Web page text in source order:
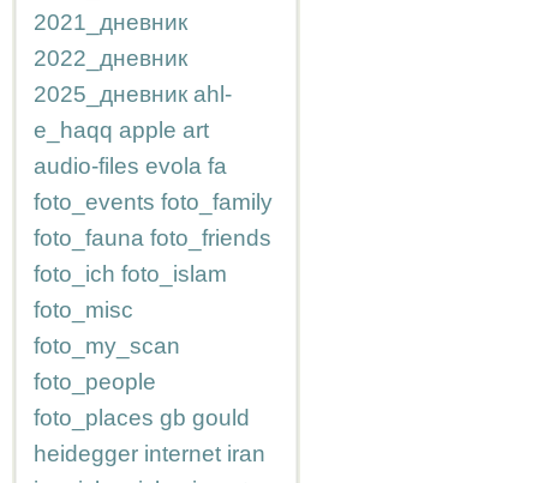
2021_дневник
2022_дневник
2025_дневник ahl-
e_haqq apple art
audio-files evola fa
foto_events foto_family
foto_fauna foto_friends
foto_ich foto_islam
foto_misc
foto_my_scan
foto_people
foto_places gb gould
heidegger internet iran